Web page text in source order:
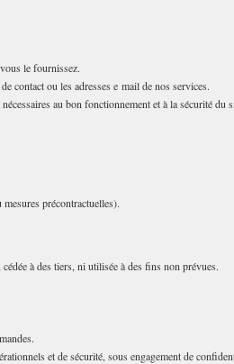
le fournissez.
contact ou les adresses e mail de nos services.
au bon fonctionnement et à la sécurité du
précontractuelles).
à des tiers, ni utilisée à des fins non prévues.
et de sécurité, sous engagement de